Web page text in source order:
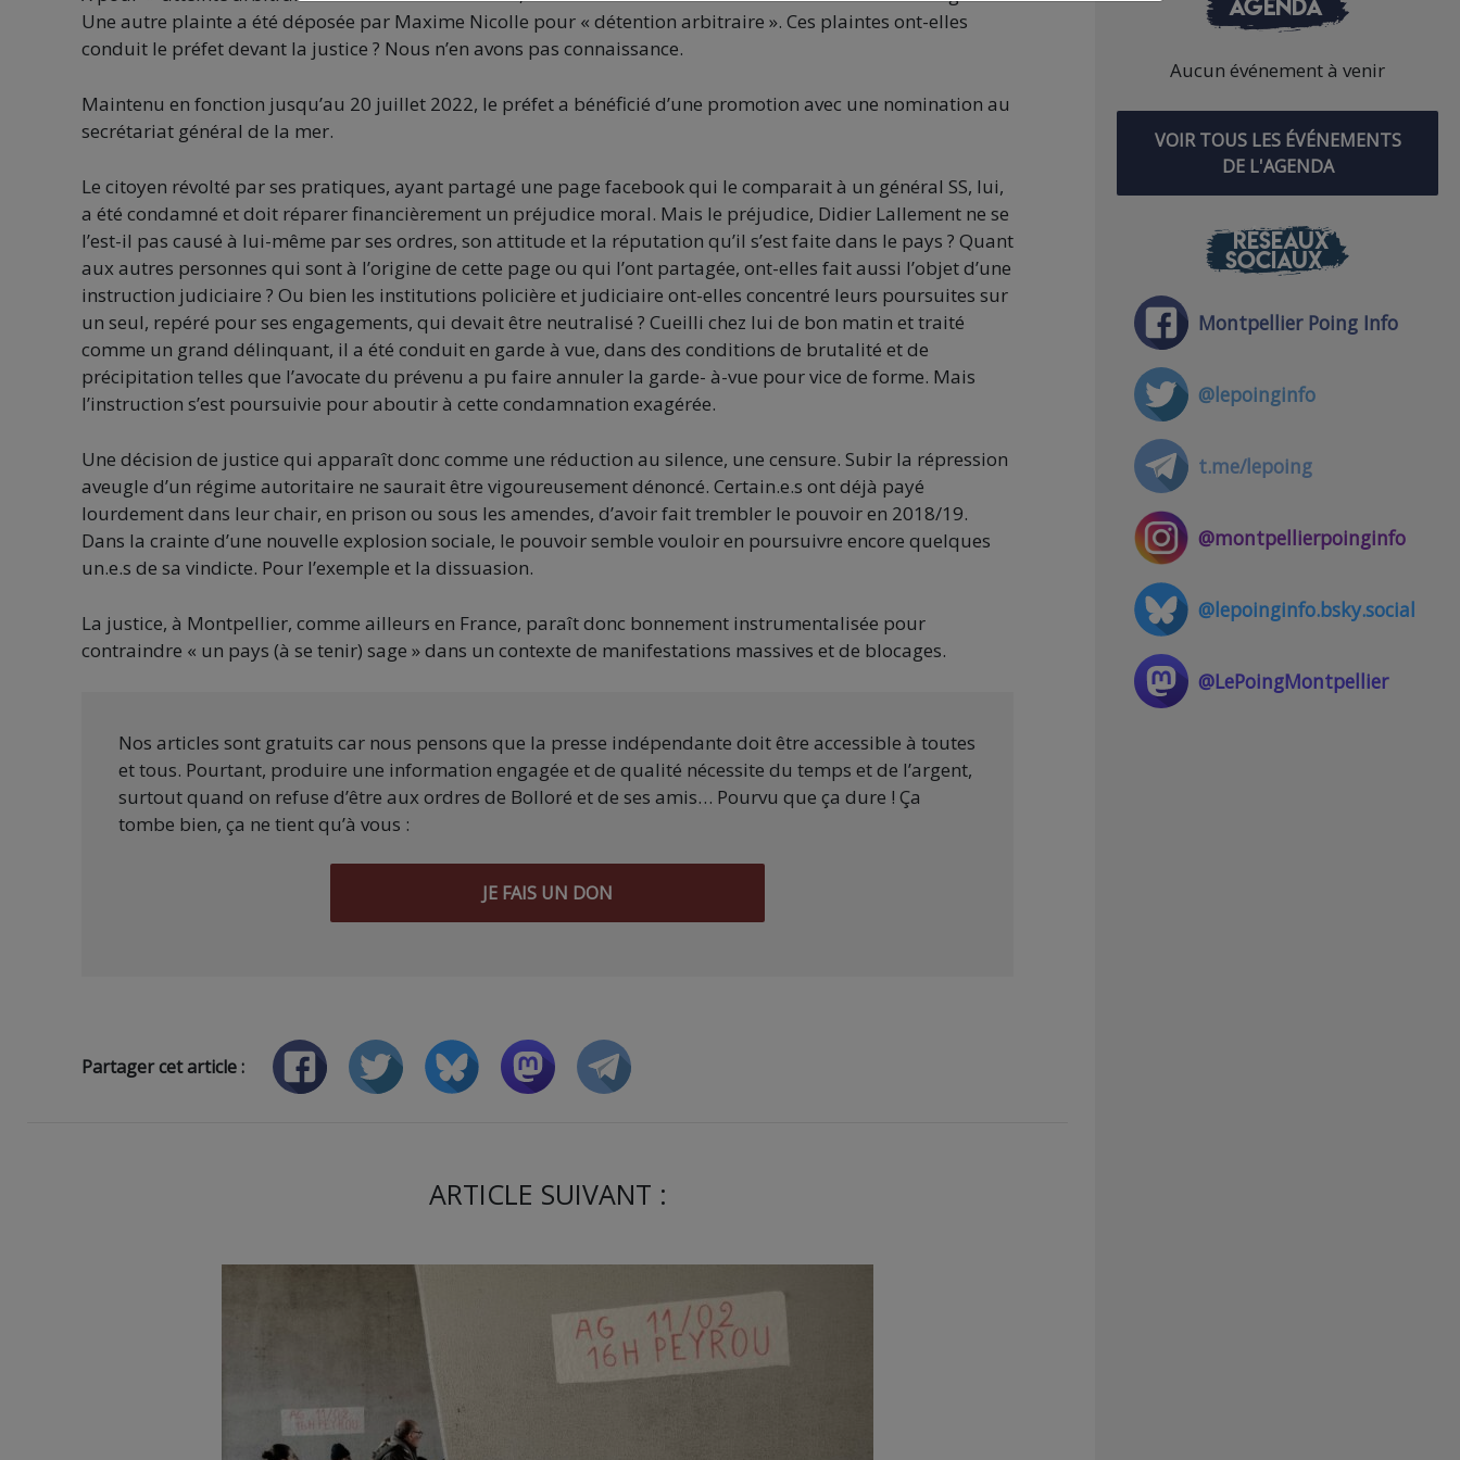
Une autre plainte a été déposée par Maxime Nicolle pour « détention arbitraire ». Ces plaintes ont-elles
conduit le préfet devant la justice ? Nous n’en avons pas connaissance.
Maintenu en fonction jusqu’au 20 juillet 2022, le préfet a bénéficié d’une promotion avec une nomination au
secrétariat général de la mer.
Le citoyen révolté par ses pratiques, ayant partagé une page facebook qui le comparait à un général SS, lui,
a été condamné et doit réparer financièrement un préjudice moral. Mais le préjudice, Didier Lallement ne se
l’est-il pas causé à lui-même par ses ordres, son attitude et la réputation qu’il s’est faite dans le pays ? Quant
aux autres personnes qui sont à l’origine de cette page ou qui l’ont partagée, ont-elles fait aussi l’objet d’une
instruction judiciaire ? Ou bien les institutions policière et judiciaire ont-elles concentré leurs poursuites sur
un seul, repéré pour ses engagements, qui devait être neutralisé ? Cueilli chez lui de bon matin et traité
comme un grand délinquant, il a été conduit en garde à vue, dans des conditions de brutalité et de
précipitation telles que l’avocate du prévenu a pu faire annuler la garde- à-vue pour vice de forme. Mais
l’instruction s’est poursuivie pour aboutir à cette condamnation exagérée.
Une décision de justice qui apparaît donc comme une réduction au silence, une censure. Subir la répression
aveugle d’un régime autoritaire ne saurait être vigoureusement dénoncé. Certain.e.s ont déjà payé
lourdement dans leur chair, en prison ou sous les amendes, d’avoir fait trembler le pouvoir en 2018/19.
Dans la crainte d’une nouvelle explosion sociale, le pouvoir semble vouloir en poursuivre encore quelques
un.e.s de sa vindicte. Pour l’exemple et la dissuasion.
La justice, à Montpellier, comme ailleurs en France, paraît donc bonnement instrumentalisée pour
contraindre « un pays (à se tenir) sage » dans un contexte de manifestations massives et de blocages.
Nos articles sont gratuits car nous pensons que la presse indépendante doit être accessible à toutes
et tous. Pourtant, produire une information engagée et de qualité nécessite du temps et de l’argent,
surtout quand on refuse d’être aux ordres de Bolloré et de ses amis… Pourvu que ça dure ! Ça
tombe bien, ça ne tient qu’à vous :
JE FAIS UN DON
Partager cet article :
ARTICLE SUIVANT :
Aucun événement à venir
VOIR TOUS LES ÉVÉNEMENTS
DE L'AGENDA
RÉSEAUX
SOCIAUX
Montpellier Poing Info
@lepoinginfo
t.me/lepoing
@montpellierpoinginfo
@lepoinginfo.bsky.social
@LePoingMontpellier